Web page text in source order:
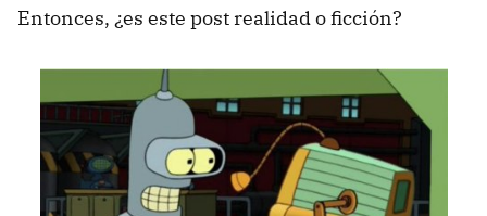
Entonces, ¿es este post realidad o ficción?